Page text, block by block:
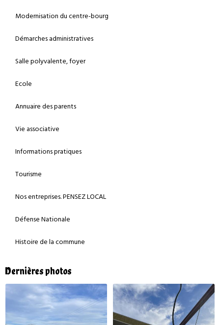
Modernisation du centre-bourg
Démarches administratives
Salle polyvalente, foyer
Ecole
Annuaire des parents
Vie associative
Informations pratiques
Tourisme
Nos entreprises. PENSEZ LOCAL
Défense Nationale
Histoire de la commune
Dernières photos